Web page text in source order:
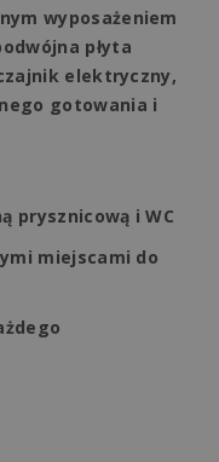
wyposażeniem
płyta
elektryczny,
gotowania i
prysznicową i WC
miejscami do